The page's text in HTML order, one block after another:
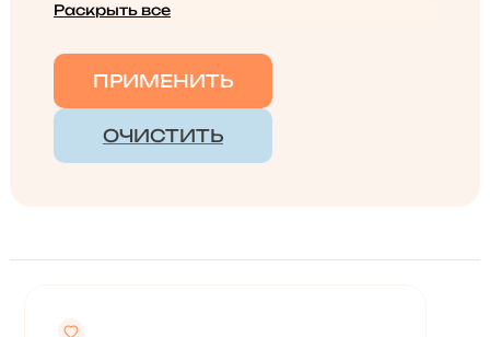
Раскрыть все
ПРИМЕНИТЬ
ОЧИСТИТЬ